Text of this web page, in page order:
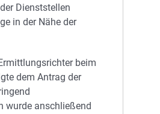
Dienststellen
in der Nähe der
beim
dem Antrag der
wurde anschließend